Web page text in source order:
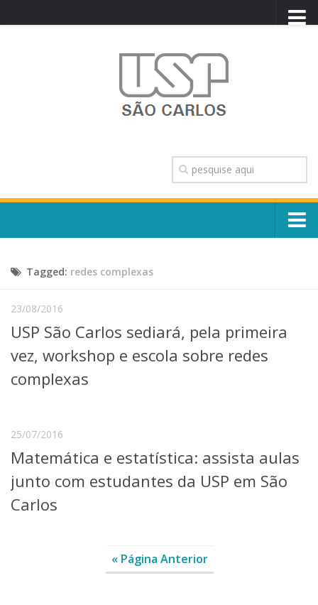
TRANSPARÊNCIA
OUVIDORIA
CONTATO
Escola, Institutos e Órgãos
Núcleos e Comissões
Telefones e Mapas
Pessoas
Ensino
Graduação
Cursos de Extensão
Pesquisa e Inovação
Linhas de Pesquisa
Centros, Núcleos e Projetos em Rede
Pós-doutorado
Extensão à Comunidade
Tagged: redes complexas
23/08/2016
USP São Carlos sediará, pela primeira
vez, workshop e escola sobre redes
complexas
25/07/2016
Matemática e estatística: assista aulas
junto com estudantes da USP em São
Carlos
« Página Anterior